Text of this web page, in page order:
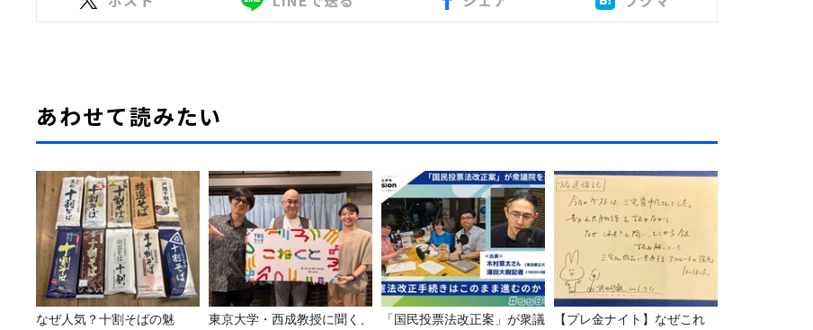
あわせて読みたい
なぜ人気？十割そばの魅
東京大学・西成教授に聞く、
「国民投票法改正案」が衆議
【プレ金ナイト】なぜこれ